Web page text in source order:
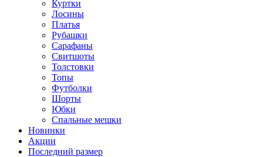
Куртки
Лосины
Платья
Рубашки
Сарафаны
Свитшоты
Толстовки
Топы
Футболки
Шорты
Юбки
Спальные мешки
Новинки
Акции
Последний размер